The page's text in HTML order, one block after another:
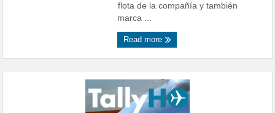
flota de la compañía y también
marca ...
Read more